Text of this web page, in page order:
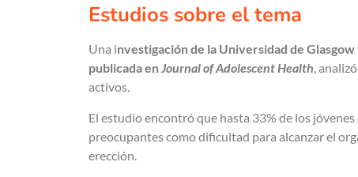
Estudios sobre el tema
Una investigación de la Universidad de
publicada enJournal of Adolescent Health,
activos.
El estudio encontró que hasta 33% de los
preocupantes como dificultad para alcanzar el
erección.